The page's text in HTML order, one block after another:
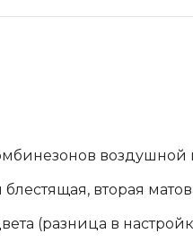
воздушной
вторая
(разница в